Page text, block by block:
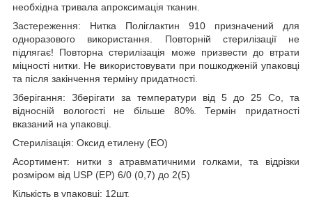
необхідна тривала апроксимація тканин.
Застереження: Нитка Поліглактин 910 призначений для
одноразового використання. Повторній стерилізації не
підлягає! Повторна стерилізація може призвести до втрати
міцності нитки. Не використовувати при пошкодженій упаковці
та після закінчення терміну придатності.
Зберігання: Зберігати за температури від 5 до 25 Со , та
відносній вологості не більше 80%. Термін придатності
вказаний на упаковці.
Стерилізація: Оксид етилену (ЕО)
Асортимент: нитки з атравматичними голками, та відрізки
розміром від USP (EP) 6/0 (0,7) до 2(5)
Кількість в упаковці: 12шт.